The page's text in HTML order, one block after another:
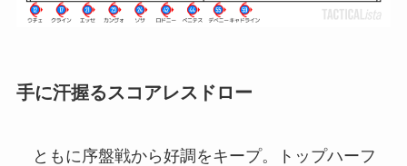
手に汗握るスコアレスドロー
ともに序盤戦から好調をキープ。トップハーフ